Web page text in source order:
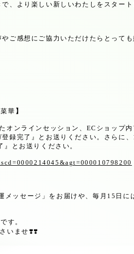
、より楽しい新しいわたしをスター
ご感想にご協力いただけたらとって
華 】
オンラインセッション、 EC ショップ
録完了』とお送りください。さらに、
とお送りください。
メッセージ」をお届けや、毎月 15 日に
す。
いませ ❣️❣️